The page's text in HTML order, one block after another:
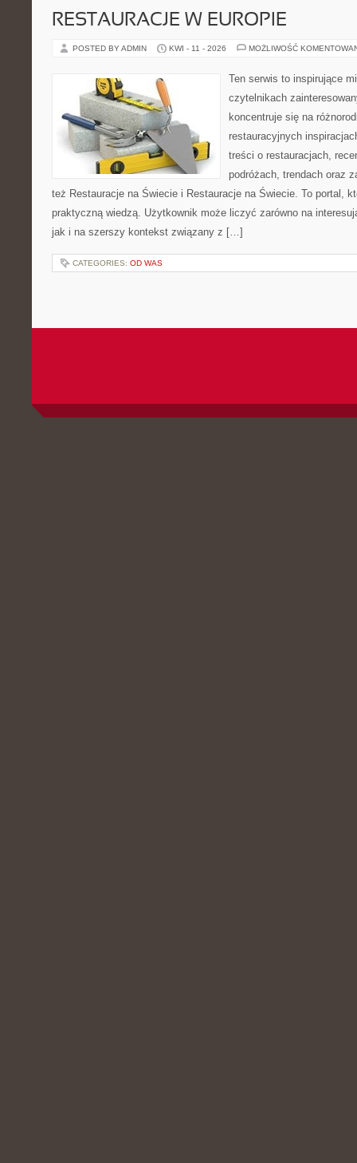
RESTAURACJE W EUROPIE
POSTED BY ADMIN KWI - 11 - 2026 MOŻLIWOŚĆ
Ten serwis to inspirujące
czytelnikach
koncentruje się na
restauracyjnych
treści o restauracjach,
podróżach, trendach oraz
też Restauracje na Świecie i Restauracje na Świecie. To portal,
praktyczną wiedzą. Użytkownik może liczyć zarówno na
jak i na szerszy kontekst związany z […]
CATEGORIES: OD WAS